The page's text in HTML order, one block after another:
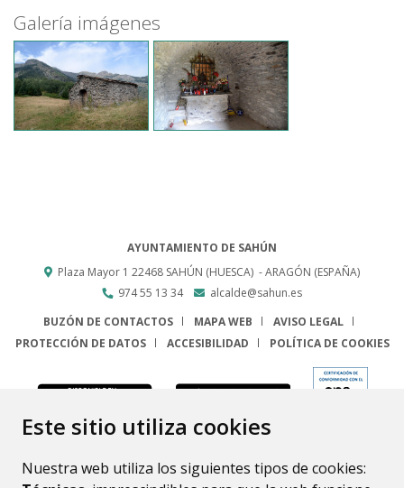
Este sitio utiliza cookies
Nuestra web utiliza los siguientes tipos de cookies:
Galería imágenes
AYUNTAMIENTO DE SAHÚN
Plaza Mayor 1 22468 SAHÚN (HUESCA) - ARAGÓN (ESPAÑA)
974 55 13 34
alcalde@sahun.es
BUZÓN DE CONTACTOS
MAPA WEB
AVISO LEGAL
PROTECCIÓN DE DATOS
ACCESIBILIDAD POLÍTICA DE COOKIES